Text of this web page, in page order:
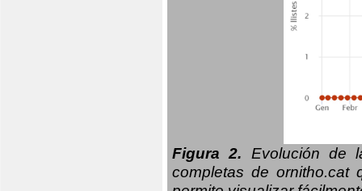
Figura 2. Evolución de
completas de